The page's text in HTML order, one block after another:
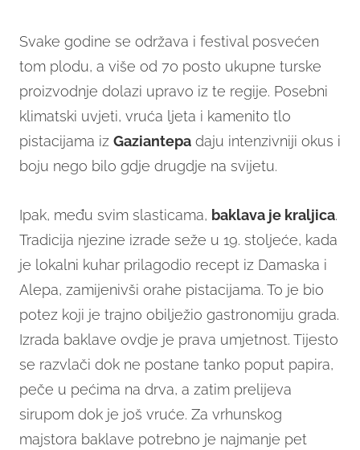
Svake godine se održava i festival posvećen
tom plodu, a više od 70 posto ukupne turske
proizvodnje dolazi upravo iz te regije. Posebni
klimatski uvjeti, vruća ljeta i kamenito tlo
pistacijama iz Gaziantepa daju intenzivniji okus i
boju nego bilo gdje drugdje na svijetu.
Ipak, među svim slasticama, baklava je kraljica.
Tradicija njezine izrade seže u 19. stoljeće, kada
je lokalni kuhar prilagodio recept iz Damaska i
Alepa, zamijenivši orahe pistacijama. To je bio
potez koji je trajno obilježio gastronomiju grada.
Izrada baklave ovdje je prava umjetnost. Tijesto
se razvlači dok ne postane tanko poput papira,
peče u pećima na drva, a zatim prelijeva
sirupom dok je još vruće. Za vrhunskog
majstora baklave potrebno je najmanje pet